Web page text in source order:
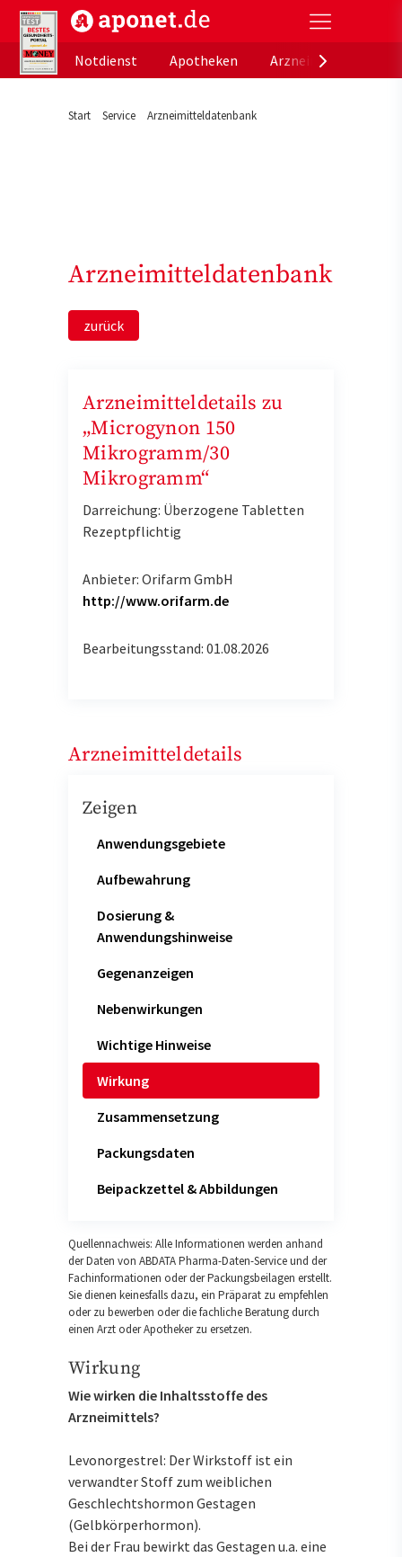
aponet.de - Das offizielle Gesundheitsportal der
Notdienst
Apotheken
Start Service Arzneimitteldatenbank
Arzneimitteldatenbank
zurück
Arzneimitteldetails zu
„Microgynon 150
Mikrogramm/30
Mikrogramm“
Darreichung: Überzogene Tabletten
Rezeptpflichtig
Anbieter: Orifarm GmbH
http://www.orifarm.de
Bearbeitungsstand: 01.08.2026
Arzneimitteldetails
Zeigen
Anwendungsgebiete
Aufbewahrung
Dosierung &
Anwendungshinweise
Gegenanzeigen
Nebenwirkungen
Wichtige Hinweise
Wirkung
Zusammensetzung
Packungsdaten
Beipackzettel & Abbildungen
Quellennachweis: Alle Informationen werden anhand
der Daten von ABDATA Pharma-Daten-Service und der
Fachinformationen oder der Packungsbeilagen erstellt.
Sie dienen keinesfalls dazu, ein Präparat zu empfehlen
oder zu bewerben oder die fachliche Beratung durch
einen Arzt oder Apotheker zu ersetzen.
Wirkung
Wie wirken die Inhaltsstoffe des
Arzneimittels?
Levonorgestrel: Der Wirkstoff ist ein
verwandter Stoff zum weiblichen
Geschlechtshormon Gestagen
(Gelbkörperhormon).
Bei der Frau bewirkt das Gestagen u.a. eine